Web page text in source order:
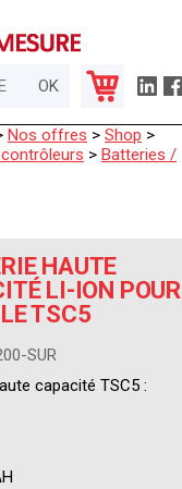
Nos offres > Shop >
> Batteries /
HAUTE
LI-ION POUR
TSC5
SUR
capacité TSC5 :